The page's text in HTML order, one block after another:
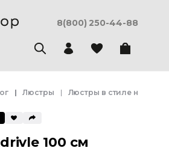
8(800) 250-44-88
Люстры Люстры в стиле
100 см